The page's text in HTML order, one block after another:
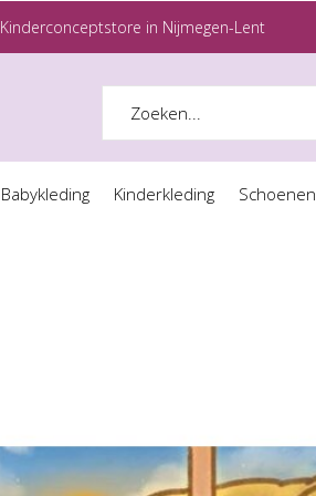
Babykleding Kinderkleding Schoenen
Kinderconceptstore in Nijmegen-Lent